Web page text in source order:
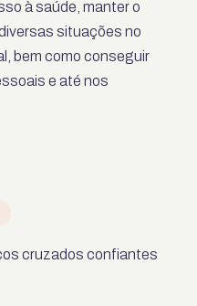
à saúde, manter o
situações no
bem como conseguir
e até nos